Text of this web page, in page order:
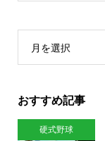
月を選択
おすすめ記事
硬式野球